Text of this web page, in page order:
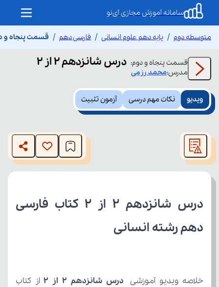
سامانه آموزش مجازی آی‌نو
متوسطه دوم پایه دهم علوم انسانی فارسی دهم قسمت پنجاه و
قسمت پنجاه و دوم: درس شانزدهم ۲ از ۲
مدرس:محمد رزمی
ویدیو نکات مهم درسی آزمون تثبیت
modal
window.
The media could not be loaded, either because the server
or network failed or because the format is not supported.
دهم رشته انسانی
خلاصه ویدیو آموزشی درس شانزدهم ۲ از ۲